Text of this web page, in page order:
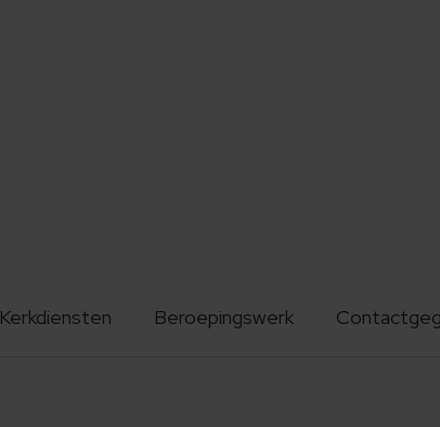
Kerkdiensten Beroepingswerk